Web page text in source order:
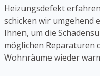
Heizungsdefekt
schicken wir umgehend
Ihnen, um die
möglichen Reparaturen
Wohnräume wieder